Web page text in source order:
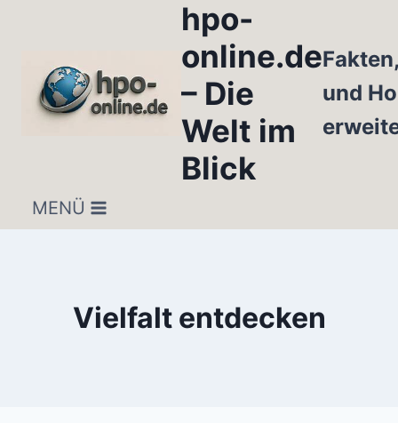
hpo-
online.de
– Die
Welt im
Blick
und
MENÜ
Vielfalt entdecken